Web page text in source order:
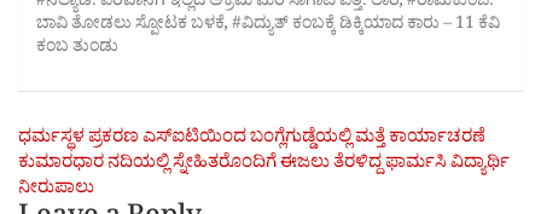
ಬಾವಿ ತೋಡಲು ಸ್ಪೋಟಕ ಬಳಕೆ,#ವಿದ್ಯುತ್ ಕಂಬಕ್ಕೆ ಡಿಕ್ಕಿಯಾದ ಕಾರು – 11 ಕೆವಿ
ಕಂಬ ತುಂಡು
Post
navigation
ಧರ್ಮಸ್ಥಳ ಪ್ರಕರಣ ಎಸ್ಐಟಿಯಿಂದ ಬಂಗ್ಲೆಗುಡ್ಡೆಯಲ್ಲಿ ಮತ್ತೆ ಕಾರ್ಯಾಚರಣೆ
ಕುಮಾರಧಾರ ನದಿಯಲ್ಲಿ ಸ್ನೇಹಿತರೊಂದಿಗೆ ಈಜಲು ತೆರಳಿದ್ದ ಫಾರ್ಮಸಿ ವಿದ್ಯಾರ್ಥಿ
ನೀರುಪಾಲು